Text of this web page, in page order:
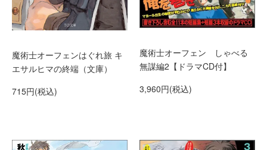
魔術士オーフェンはぐれ旅 キ
エサルヒマの終端（文庫）
715円(税込)
魔術士オーフェン しゃべる
無謀編2【ドラマCD付】
3,960円(税込)